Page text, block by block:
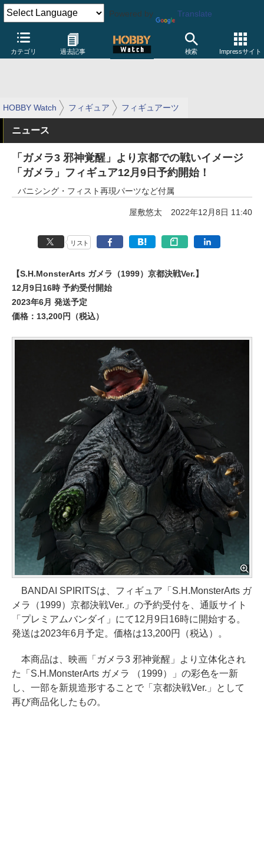
Powered by Translate
カテゴリ 過去記事 検索 Impressサイト
HOBBY Watch フィギュア フィギュアーツ
ニュース
「ガメラ3 邪神覚醒」より京都での戦いイメージ
「ガメラ」フィギュア12月9日予約開始！
バニシング・フィスト再現パーツなど付属
屋敷悠太 2022年12月8日 11:40
リスト
【S.H.MonsterArts ガメラ（1999）京都決戦Ver.】
12月9日16時 予約受付開始
2023年6月 発送予定
価格：13,200円（税込）
BANDAI SPIRITSは、フィギュア「S.H.MonsterArts ガ
メラ（1999）京都決戦Ver.」の予約受付を、通販サイト
「プレミアムバンダイ」にて12月9日16時に開始する。
発送は2023年6月予定。価格は13,200円（税込）。
本商品は、映画「ガメラ3 邪神覚醒」より立体化され
た「S.H.MonsterArts ガメラ （1999）」の彩色を一新
し、一部を新規造形することで「京都決戦Ver.」として
再び商品化したもの。